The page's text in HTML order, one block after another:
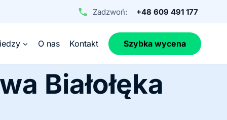
Zadzwoń: +48 609 491 177
O nas Kontakt Szybka wycena
Białołęka